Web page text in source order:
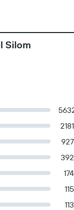
Silom
2181
927
392
174
115
113